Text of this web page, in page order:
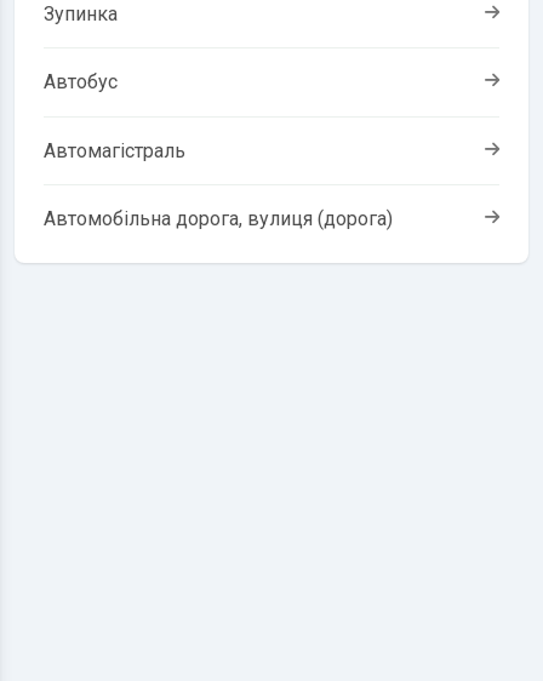
Зупинка
Автобус
Автомагістраль
Автомобільна дорога, вулиця (дорога)